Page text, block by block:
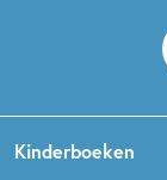
Kinderboeken